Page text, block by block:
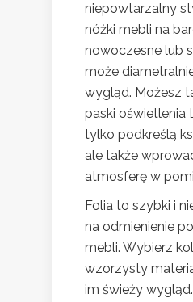
niepowtarzalny
nóżki mebli na
nowoczesne lub
może
wygląd. Możesz
paski oświetlenia
tylko podkreślą
ale także
atmosferę w
Folia to szybki i
na odmienienie
mebli. Wybierz
wzorzysty
im świeży